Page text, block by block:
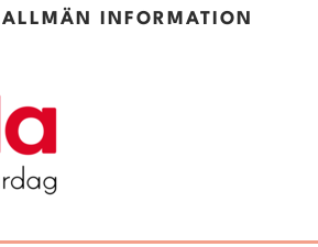
ALLMÄN INFORMATION